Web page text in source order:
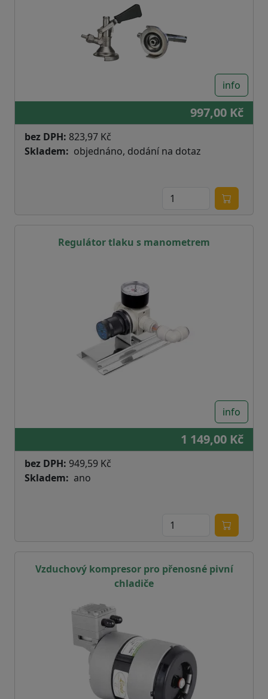
info
997,00 Kč
bez DPH: 823,97 Kč
Skladem
objednáno, dodání na dotaz
Regulátor tlaku s manometrem
info
1 149,00 Kč
bez DPH: 949,59 Kč
Skladem
ano
Vzduchový kompresor pro přenosné pivní
chladiče